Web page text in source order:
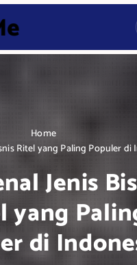
Home
Ritel yang Paling Populer di
Jenis
yang
di